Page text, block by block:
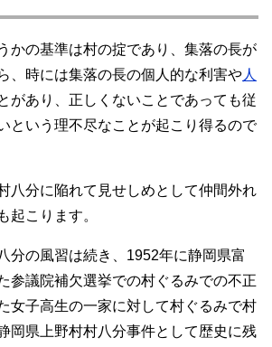
かの基準は村の掟であり、集落の長が
、時には集落の長の個人的な利害や人
があり、正しくないことであっても従
という理不尽なことが起こり得るので
八分に陥れて見せしめとして仲間外れ
起こります。
分の風習は続き、1952年に静岡県富
参議院補欠選挙での村ぐるみでの不正
女子高生の一家に対して村ぐるみで村
岡県上野村村八分事件として歴史に残